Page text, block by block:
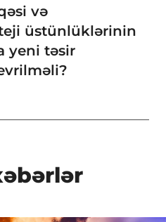
və
üstünlüklərinin
yeni təsir